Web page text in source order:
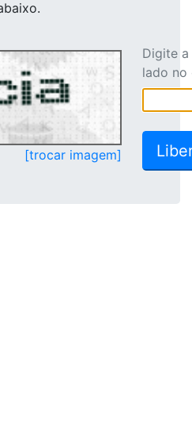
[trocar imagem]
Digite
lado no